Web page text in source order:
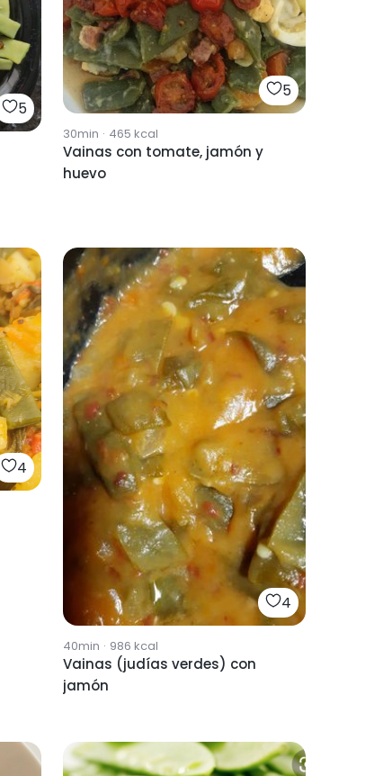
5
5
30min · 465 kcal
Vainas con tomate, jamón y
huevo
4
4
40min · 986 kcal
Vainas (judías verdes) con
jamón